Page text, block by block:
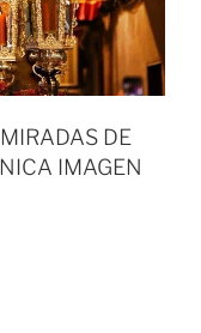
DE
IMAGEN